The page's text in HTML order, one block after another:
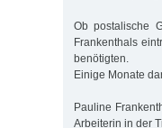
Ob postalische
Frankenthals
benötigten.
Einige Monate
Pauline
Arbeiterin in der